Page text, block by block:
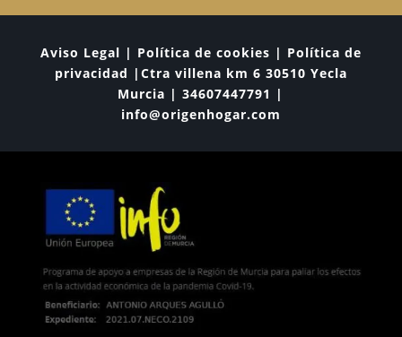
Aviso Legal | Política de cookies | Política de
privacidad |Ctra villena km 6 30510 Yecla
Murcia | 34607447791 |
info@origenhogar.com